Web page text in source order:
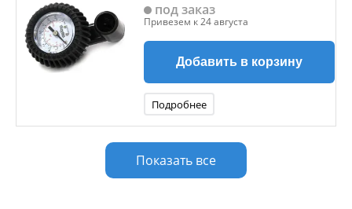
под заказ
Привезем к 24 августа
Добавить в корзину
Подробнее
Показать все